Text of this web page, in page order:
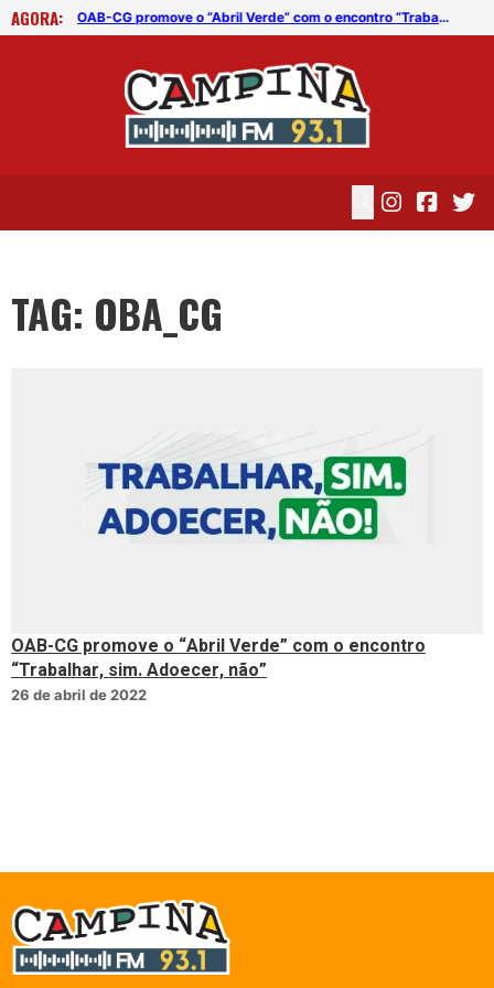
AGORA:
OAB-CG promove o “Abril Verde” com o encontro “Trabalhar, sim. Adoecer, não” OAB-CG promove o “Abril Verde” com o encontro “Trabalhar, sim. Adoecer, não”
TAG: OBA_CG
OAB-CG promove o “Abril Verde” com o encontro
“Trabalhar, sim. Adoecer, não”
26 de abril de 2022